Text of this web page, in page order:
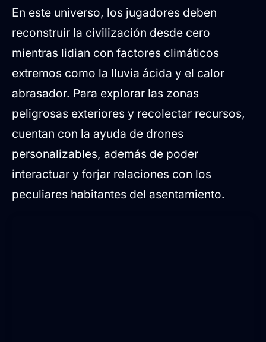
En este universo, los jugadores deben
reconstruir la civilización desde cero
mientras lidian con factores climáticos
extremos como la lluvia ácida y el calor
abrasador. Para explorar las zonas
peligrosas exteriores y recolectar recursos,
cuentan con la ayuda de drones
personalizables, además de poder
interactuar y forjar relaciones con los
peculiares habitantes del asentamiento.